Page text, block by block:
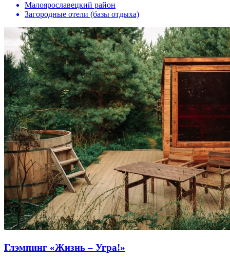
Малоярославецкий район
Загородные отели (базы отдыха)
Глэмпинг «Жизнь – Угра!»